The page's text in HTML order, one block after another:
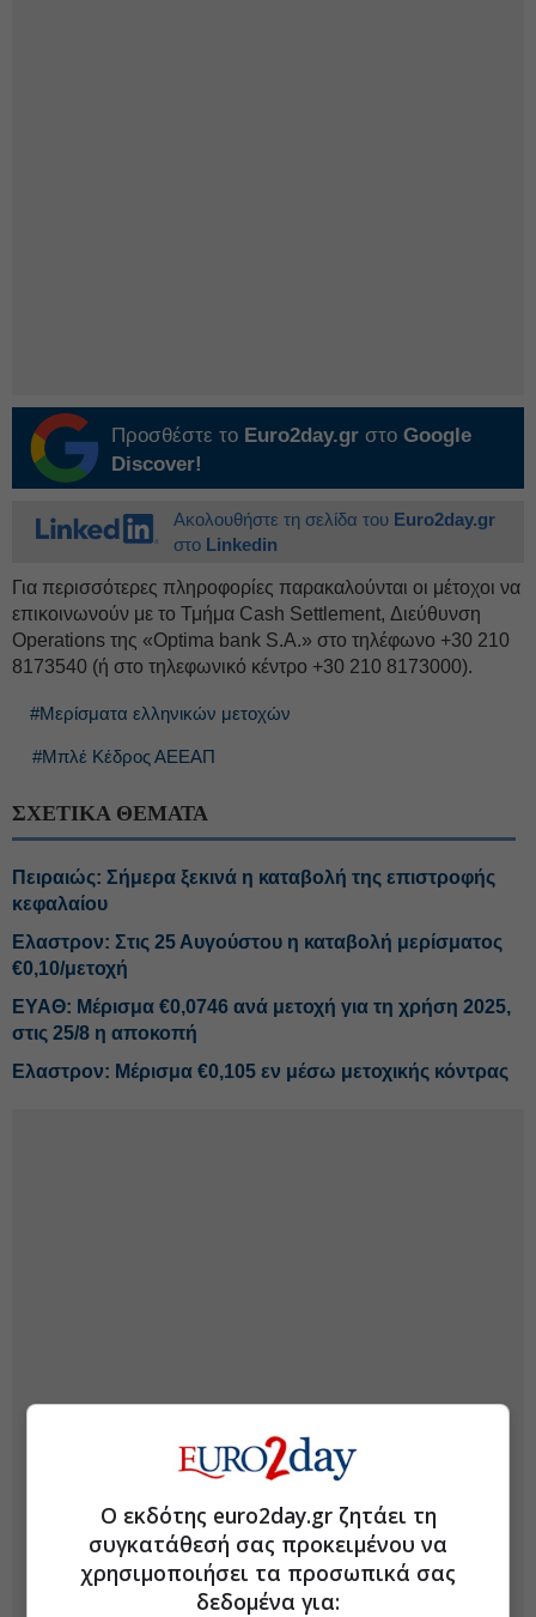
Προσθέστε το Euro2day.gr στο Google
Discover!
Ακολουθήστε τη σελίδα του Euro2day.gr
στο Linkedin
Για περισσότερες πληροφορίες παρακαλούνται οι μέτοχοι να
επικοινωνούν με το Τμήμα Cash Settlement, Διεύθυνση
Operations της «Optima bank S.A.» στο τηλέφωνο +30 210
8173540 (ή στο τηλεφωνικό κέντρο +30 210 8173000).
#Μερίσματα ελληνικών μετοχών
#Μπλέ Κέδρος ΑΕΕΑΠ
ΣΧΕΤΙΚΑ ΘΕΜΑΤΑ
Πειραιώς: Σήμερα ξεκινά η καταβολή της επιστροφής
κεφαλαίου
Ελαστρον: Στις 25 Αυγούστου η καταβολή μερίσματος
€0,10/μετοχή
ΕΥΑΘ: Μέρισμα €0,0746 ανά μετοχή για τη χρήση 2025,
στις 25/8 η αποκοπή
Ελαστρον: Μέρισμα €0,105 εν μέσω μετοχικής κόντρας
Ο εκδότης euro2day.gr ζητάει τη
συγκατάθεσή σας προκειμένου να
χρησιμοποιήσει τα προσωπικά σας
δεδομένα για: